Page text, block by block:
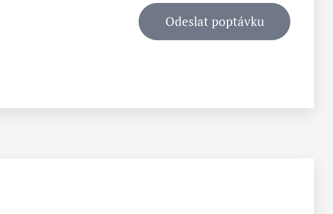
Odeslat poptávku